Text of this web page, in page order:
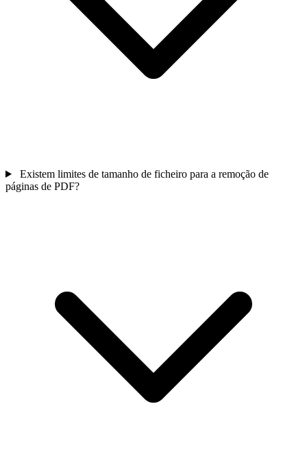
Existem limites de tamanho de ficheiro para a remoção de
páginas de PDF?